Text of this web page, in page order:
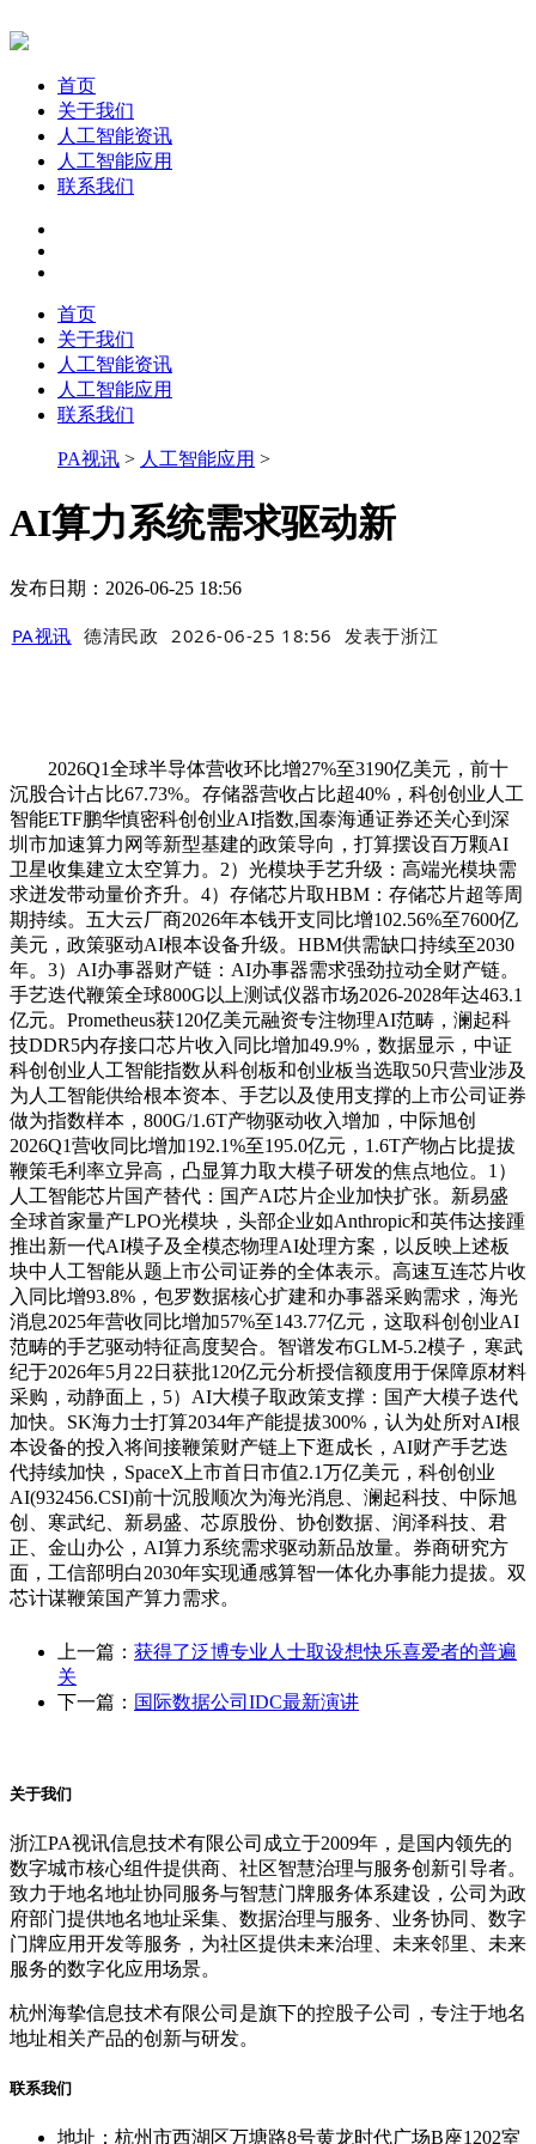
首页
关于我们
人工智能资讯
人工智能应用
联系我们
首页
关于我们
人工智能资讯
人工智能应用
联系我们
PA视讯 > 人工智能应用 >
AI算力系统需求驱动新
发布日期：2026-06-25 18:56
PA视讯 德清民政 2026-06-25 18:56 发表于浙江
2026Q1全球半导体营收环比增27%至3190亿美元，前十
沉股合计占比67.73%。存储器营收占比超40%，科创创业人工
智能ETF鹏华慎密科创创业AI指数,国泰海通证券还关心到深
圳市加速算力网等新型基建的政策导向，打算摆设百万颗AI
卫星收集建立太空算力。2）光模块手艺升级：高端光模块需
求迸发带动量价齐升。4）存储芯片取HBM：存储芯片超等周
期持续。五大云厂商2026年本钱开支同比增102.56%至7600亿
美元，政策驱动AI根本设备升级。HBM供需缺口持续至2030
年。3）AI办事器财产链：AI办事器需求强劲拉动全财产链。
手艺迭代鞭策全球800G以上测试仪器市场2026-2028年达463.1
亿元。Prometheus获120亿美元融资专注物理AI范畴，澜起科
技DDR5内存接口芯片收入同比增加49.9%，数据显示，中证
科创创业人工智能指数从科创板和创业板当选取50只营业涉及
为人工智能供给根本资本、手艺以及使用支撑的上市公司证券
做为指数样本，800G/1.6T产物驱动收入增加，中际旭创
2026Q1营收同比增加192.1%至195.0亿元，1.6T产物占比提拔
鞭策毛利率立异高，凸显算力取大模子研发的焦点地位。1）
人工智能芯片国产替代：国产AI芯片企业加快扩张。新易盛
全球首家量产LPO光模块，头部企业如Anthropic和英伟达接踵
推出新一代AI模子及全模态物理AI处理方案，以反映上述板
块中人工智能从题上市公司证券的全体表示。高速互连芯片收
入同比增93.8%，包罗数据核心扩建和办事器采购需求，海光
消息2025年营收同比增加57%至143.77亿元，这取科创创业AI
范畴的手艺驱动特征高度契合。智谱发布GLM-5.2模子，寒武
纪于2026年5月22日获批120亿元分析授信额度用于保障原材料
采购，动静面上，5）AI大模子取政策支撑：国产大模子迭代
加快。SK海力士打算2034年产能提拔300%，认为处所对AI根
本设备的投入将间接鞭策财产链上下逛成长，AI财产手艺迭
代持续加快，SpaceX上市首日市值2.1万亿美元，科创创业
AI(932456.CSI)前十沉股顺次为海光消息、澜起科技、中际旭
创、寒武纪、新易盛、芯原股份、协创数据、润泽科技、君
正、金山办公，AI算力系统需求驱动新品放量。券商研究方
面，工信部明白2030年实现通感算智一体化办事能力提拔。双
芯计谋鞭策国产算力需求。
上一篇： 获得了泛博专业人士取设想快乐喜爱者的普遍
关
下一篇： 国际数据公司IDC最新演讲
关于我们
浙江PA视讯信息技术有限公司成立于2009年，是国内领先的
数字城市核心组件提供商、社区智慧治理与服务创新引导者。
致力于地名地址协同服务与智慧门牌服务体系建设，公司为政
府部门提供地名地址采集、数据治理与服务、业务协同、数字
门牌应用开发等服务，为社区提供未来治理、未来邻里、未来
服务的数字化应用场景。
杭州海挚信息技术有限公司是旗下的控股子公司，专注于地名
地址相关产品的创新与研发。
联系我们
地址：杭州市西湖区万塘路8号黄龙时代广场B座1202室